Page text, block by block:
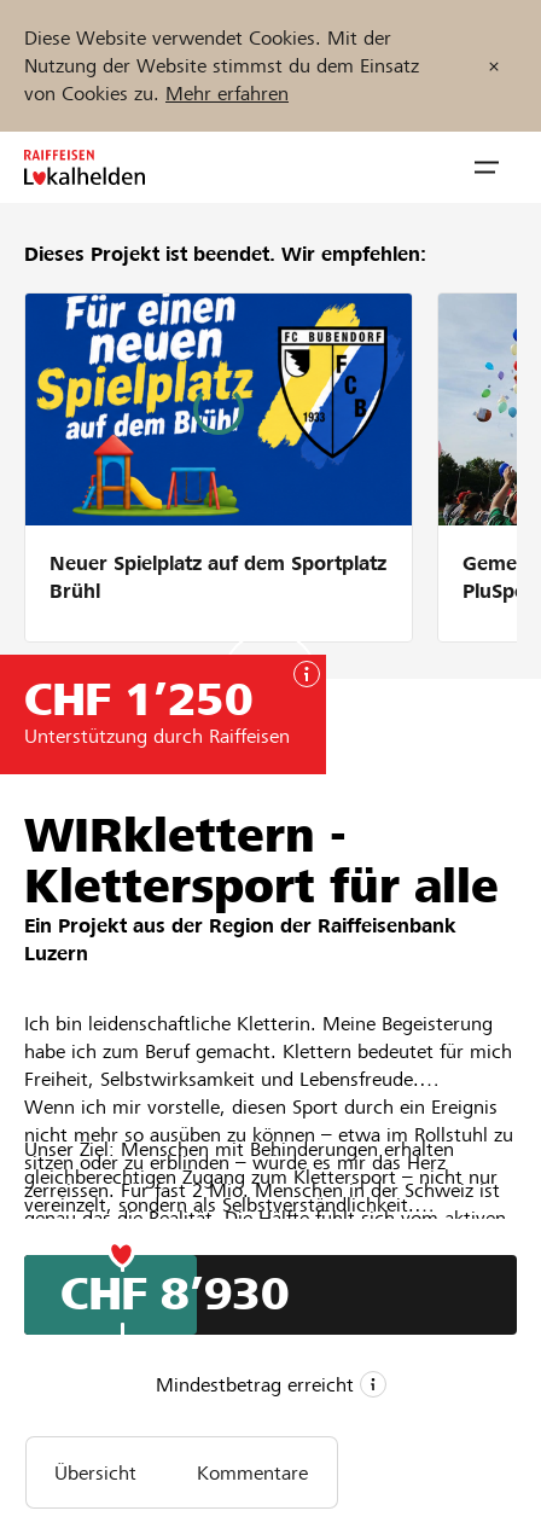
Diese Website verwendet Cookies. Mit der
Nutzung der Website stimmst du dem Einsatz
von Cookies zu. Mehr erfahren
Zum
Inhalt
Unterstützen
Hilfe & Support
Partner / Raiffeisenbank
Anmelden
Projekte und Organisationen finden
DE FR IT
Dieses Projekt ist beendet. Wir empfehlen:
Neuer Spielplatz auf dem Sportplatz
Brühl
CHF 1’250
Unterstützung durch Raiffeisen
WIRklettern -
Klettersport für alle
Ein Projekt aus der Region der Raiffeisenbank
Luzern
Ich bin leidenschaftliche Kletterin. Meine Begeisterung
habe ich zum Beruf gemacht. Klettern bedeutet für mich
Freiheit, Selbstwirksamkeit und Lebensfreude.
Wenn ich mir vorstelle, diesen Sport durch ein Ereignis
nicht mehr so ausüben zu können – etwa im Rollstuhl zu
sitzen oder zu erblinden – würde es mir das Herz
zerreissen. Für fast 2 Mio. Menschen in der Schweiz ist
genau das die Realität. Die Hälfte fühlt sich vom aktiven
Sport ausgeschlossen. Unser Förderverein WIRklettern
eröffnet ihnen ganz neue Möglichkeiten.
Unser Ziel: Menschen mit Behinderungen erhalten
gleichberechtigen Zugang zum Klettersport – nicht nur
vereinzelt, sondern als Selbstverständlichkeit.
richtigen Partner und finanzielle Mittel für
sozialverträgliche Angebote. Genau diese Puzzleteile
bringen wir zusammen – damit Klettern für alle möglich
CHF 8’930
Mindestbetrag erreicht
CHF 5’000
Mindestbetrag
CHF 25’000
Übersicht Kommentare